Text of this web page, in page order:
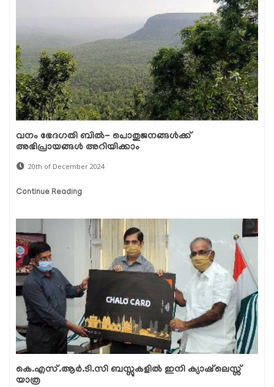
വനം ഭേദഗതി ബിൽ- പൊതുജനങ്ങൾക്ക്
അഭിപ്രായങ്ങൾ അറിയിക്കാം
20th of December 2024
Continue Reading
കെ.എസ്.ആര്‍.ടി.സി ബസ്സുകളില്‍ ഇനി ക്യാഷ്‌ലെസ്സ്
യാത്ര